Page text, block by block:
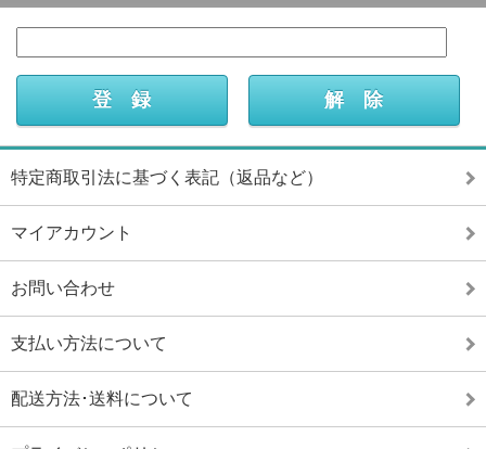
特定商取引法に基づく表記（返品など）
マイアカウント
お問い合わせ
支払い方法について
配送方法･送料について